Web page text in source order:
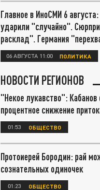
Главное в ИноСМИ 6
ударили "случайно".
расклад". Германия
06 АВГУСТА 11:00 ПОЛИТИКА
НОВОСТИ РЕГИОНОВ
"Некое лукавство": Кабанов
процентное снижение
01:53 ОБЩЕСТВО
Протоиерей Бородин: рай
сознательных одиночек
01:23 ОБЩЕСТВО